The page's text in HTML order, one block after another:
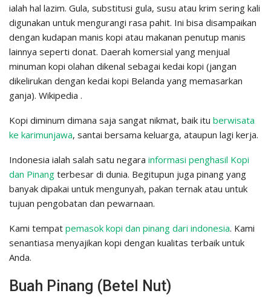
ialah hal lazim. Gula, substitusi gula, susu atau krim sering kali
digunakan untuk mengurangi rasa pahit. Ini bisa disampaikan
dengan kudapan manis kopi atau makanan penutup manis
lainnya seperti donat. Daerah komersial yang menjual
minuman kopi olahan dikenal sebagai kedai kopi (jangan
dikelirukan dengan kedai kopi Belanda yang memasarkan
ganja). Wikipedia .
Kopi diminum dimana saja sangat nikmat, baik itu berwisata
ke karimunjawa, santai bersama keluarga, ataupun lagi kerja.
Indonesia ialah salah satu negara informasi penghasil Kopi
dan Pinang terbesar di dunia. Begitupun juga pinang yang
banyak dipakai untuk mengunyah, pakan ternak atau untuk
tujuan pengobatan dan pewarnaan.
Kami tempat pemasok kopi dan pinang dari indonesia. Kami
senantiasa menyajikan kopi dengan kualitas terbaik untuk
Anda.
Buah Pinang (Betel Nut)